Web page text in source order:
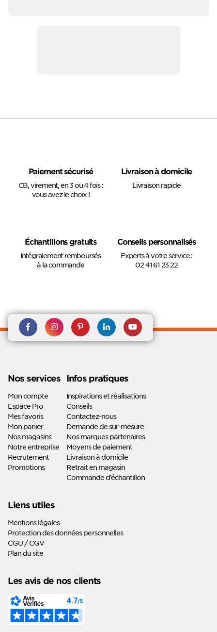
Paiement sécurisé
CB, virement, en 3 ou 4 fois :
vous avez le choix !
Livraison à domicile
Livraison rapide
Échantillons gratuits
Intégralement remboursés
à la commande
Conseils personnalisés
Experts à votre service :
02 41 61 23 22
Rejoignez nous sur Facebook
Suivez-nous sur
Instagram
Suivez-nous sur
Pinterest
Suivez-
nous sur
Suivez-
nous sur
Nos services
Mon compte
Espace Pro
Mes favoris
Mon panier
Nos magasins
Notre entreprise
Recrutement
Promotions
Infos pratiques
Inspirations et réalisations
Conseils
Contactez-nous
Demande de sur-mesure
Nos marques partenaires
Moyens de paiement
Livraison à domicile
Retrait en magasin
Commande d’échantillon
Liens utiles
Mentions légales
Protection des données personnelles
CGU / CGV
Plan du site
Les avis de nos clients